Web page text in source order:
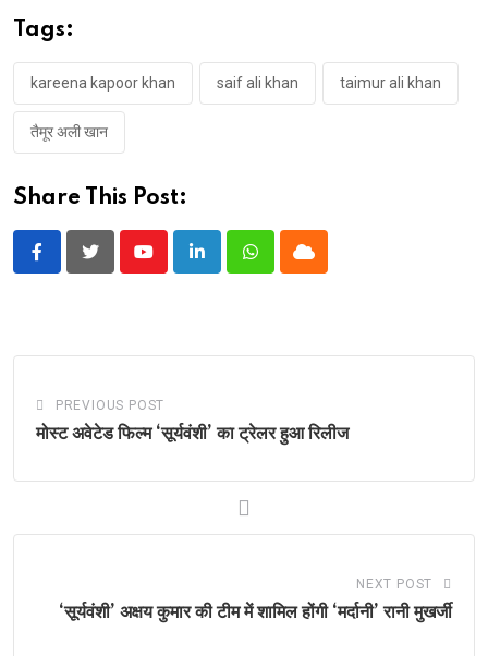
Tags:
kareena kapoor khan saif ali khan taimur ali khan
तैमूर अली खान
Share This Post:
YoutubeLinkedInWhatsappCloud
PREVIOUS POST
मोस्ट अवेटेड फिल्म ‘सूर्यवंशी’ का ट्रेलर हुआ रिलीज
NEXT POST
‘सूर्यवंशी’ अक्षय कुमार की टीम में शामिल होंगी ‘मर्दानी’ रानी मुखर्जी